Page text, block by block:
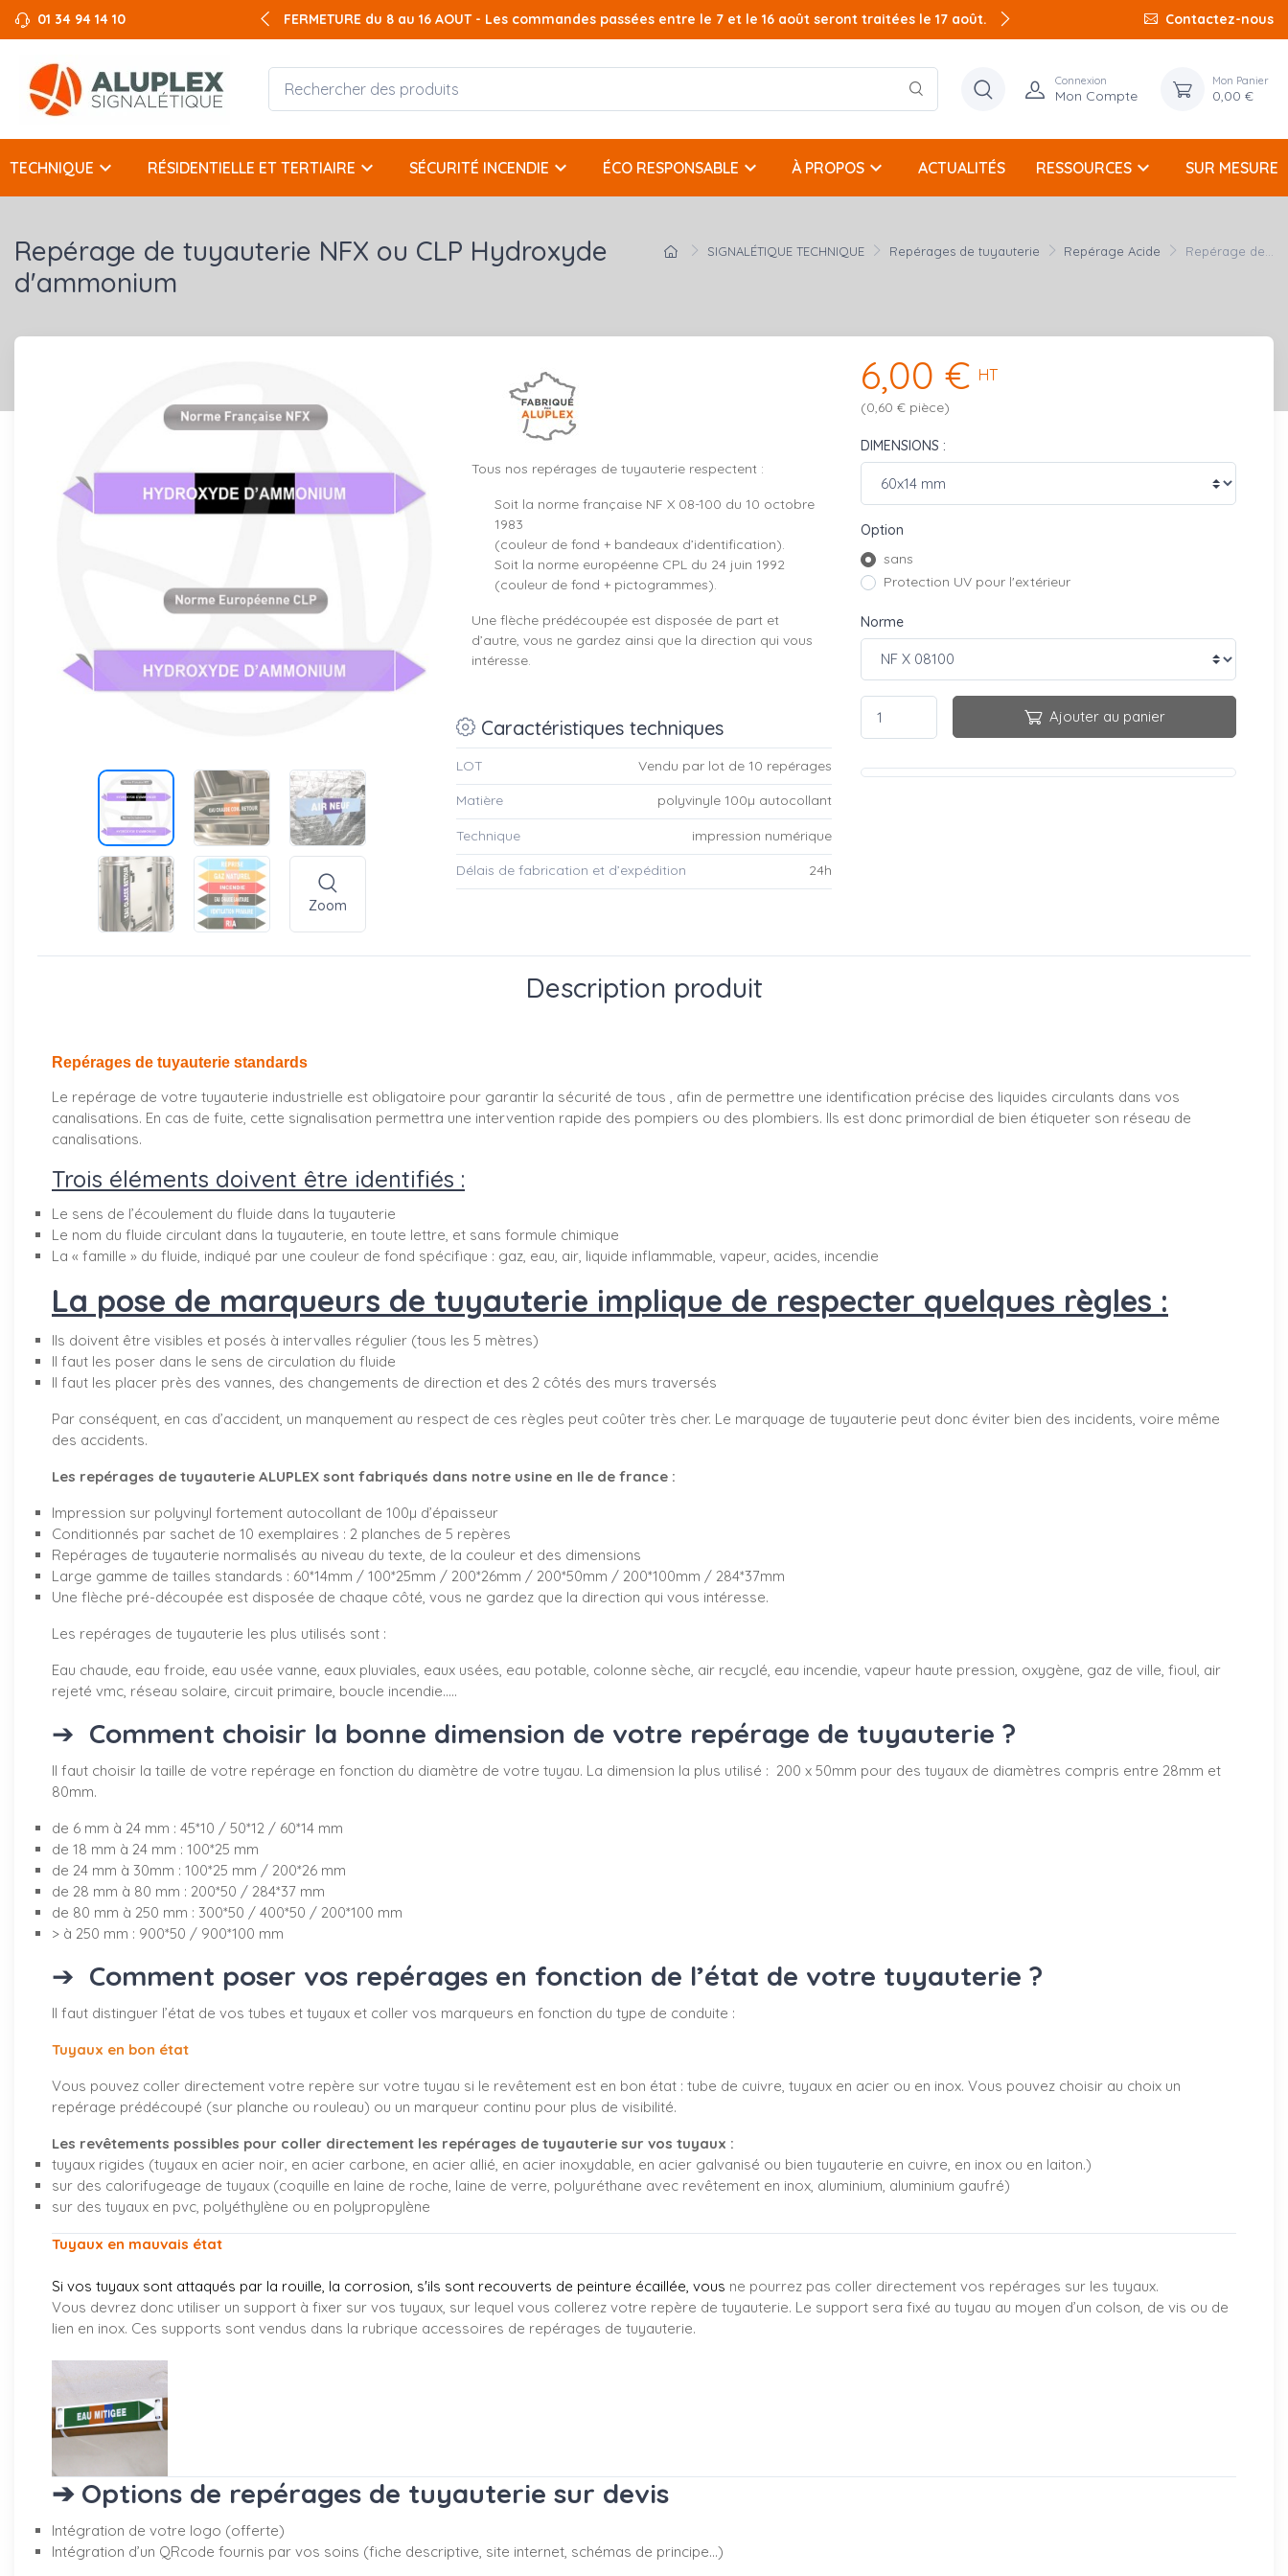
01 34 94 14 10 FERMETURE du 8 au 16 AOUT - Les commandes passées entre le 7 et le 16 août seront traitées le 17 août. Contactez-nous
Connexion
Mon Compte
Mon Panier
0,00 €
TECHNIQUE keyboard_arrow_down RÉSIDENTIELLE ET TERTIAIRE keyboard_arrow_down SÉCURITÉ INCENDIE keyboard_arrow_down ÉCO RESPONSABLE keyboard_arrow_down À PROPOS keyboard_arrow_down ACTUALITÉS RESSOURCES keyboard_arrow_down SUR MESURE
SIGNALÉTIQUE TECHNIQUE Repérages de tuyauterie Repérage Acide Repérage de...
Repérage de tuyauterie NFX ou CLP Hydroxyde
d'ammonium
Zoom
Tous nos repérages de tuyauterie respectent :
Soit la norme française NF X 08-100 du 10 octobre
1983
(couleur de fond + bandeaux d’identification).
Soit la norme européenne CPL du 24 juin 1992
(couleur de fond + pictogrammes).
Une flèche prédécoupée est disposée de part et
d’autre, vous ne gardez ainsi que la direction qui vous
intéresse.
Caractéristiques techniques
LOT Vendu par lot de 10 repérages
Matière polyvinyle 100µ autocollant
Technique impression numérique
Délais de fabrication et d’expédition 24h
6,00 € HT
(0,60 € pièce)
DIMENSIONS :
Option
sans
Protection UV pour l'extérieur
Norme
Ajouter au panier
Description produit
Repérages de tuyauterie standards
Le repérage de votre tuyauterie industrielle est obligatoire pour garantir la sécurité de tous , afin de permettre une identification précise des liquides circulants dans vos
canalisations. En cas de fuite, cette signalisation permettra une intervention rapide des pompiers ou des plombiers. Ils est donc primordial de bien étiqueter son réseau de
canalisations.
Trois éléments doivent être identifiés :
Le sens de l’écoulement du fluide dans la tuyauterie
Le nom du fluide circulant dans la tuyauterie, en toute lettre, et sans formule chimique
La « famille » du fluide, indiqué par une couleur de fond spécifique : gaz, eau, air, liquide inflammable, vapeur, acides, incendie
La pose de marqueurs de tuyauterie implique de respecter quelques règles :
Ils doivent être visibles et posés à intervalles régulier (tous les 5 mètres)
Il faut les poser dans le sens de circulation du fluide
Il faut les placer près des vannes, des changements de direction et des 2 côtés des murs traversés
Par conséquent, en cas d’accident, un manquement au respect de ces règles peut coûter très cher. Le marquage de tuyauterie peut donc éviter bien des incidents, voire même
des accidents.
Les repérages de tuyauterie ALUPLEX sont fabriqués dans notre usine en Ile de france :
Impression sur polyvinyl fortement autocollant de 100µ d’épaisseur
Conditionnés par sachet de 10 exemplaires : 2 planches de 5 repères
Repérages de tuyauterie normalisés au niveau du texte, de la couleur et des dimensions
Large gamme de tailles standards : 60*14mm / 100*25mm / 200*26mm / 200*50mm / 200*100mm / 284*37mm
Une flèche pré-découpée est disposée de chaque côté, vous ne gardez que la direction qui vous intéresse.
Les repérages de tuyauterie les plus utilisés sont :
Eau chaude, eau froide, eau usée vanne, eaux pluviales, eaux usées, eau potable, colonne sèche, air recyclé, eau incendie, vapeur haute pression, oxygène, gaz de ville, fioul, air
rejeté vmc, réseau solaire, circuit primaire, boucle incendie.....
➔ Comment choisir la bonne dimension de votre repérage de tuyauterie ?
Il faut choisir la taille de votre repérage en fonction du diamètre de votre tuyau. La dimension la plus utilisé : 200 x 50mm pour des tuyaux de diamètres compris entre 28mm et
80mm.
de 6 mm à 24 mm : 45*10 / 50*12 / 60*14 mm
de 18 mm à 24 mm : 100*25 mm
de 24 mm à 30mm : 100*25 mm / 200*26 mm
de 28 mm à 80 mm : 200*50 / 284*37 mm
de 80 mm à 250 mm : 300*50 / 400*50 / 200*100 mm
> à 250 mm : 900*50 / 900*100 mm
➔ Comment poser vos repérages en fonction de l’état de votre tuyauterie ?
Il faut distinguer l’état de vos tubes et tuyaux et coller vos marqueurs en fonction du type de conduite :
Tuyaux en bon état
Vous pouvez coller directement votre repère sur votre tuyau si le revêtement est en bon état : tube de cuivre, tuyaux en acier ou en inox. Vous pouvez choisir au choix un
repérage prédécoupé (sur planche ou rouleau) ou un marqueur continu pour plus de visibilité.
Les revêtements possibles pour coller directement les repérages de tuyauterie sur vos tuyaux :
tuyaux rigides (tuyaux en acier noir, en acier carbone, en acier allié, en acier inoxydable, en acier galvanisé ou bien tuyauterie en cuivre, en inox ou en laiton.)
sur des calorifugeage de tuyaux (coquille en laine de roche, laine de verre, polyuréthane avec revêtement en inox, aluminium, aluminium gaufré)
sur des tuyaux en pvc, polyéthylène ou en polypropylène
Tuyaux en mauvais état
Si vos tuyaux sont attaqués par la rouille, la corrosion, s'ils sont recouverts de peinture écaillée, vous ne pourrez pas coller directement vos repérages sur les tuyaux.
Vous devrez donc utiliser un support à fixer sur vos tuyaux, sur lequel vous collerez votre repère de tuyauterie. Le support sera fixé au tuyau au moyen d’un colson, de vis ou de
lien en inox. Ces supports sont vendus dans la rubrique accessoires de repérages de tuyauterie.
➔ Options de repérages de tuyauterie sur devis
Intégration de votre logo (offerte)
Intégration d’un QRcode fournis par vos soins (fiche descriptive, site internet, schémas de principe…)